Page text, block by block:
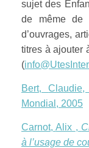
sujet des
de même de
d’ouvrages,
titres à ajouter
(
Bert,
Mondial, 2005
Carnot,Alix ,
à l’usage de